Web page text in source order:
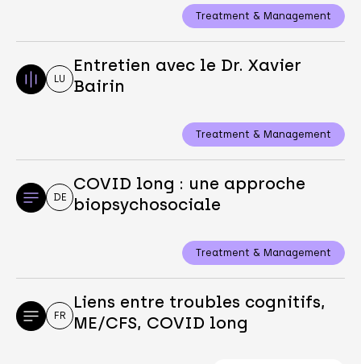
Treatment & Management
LU
Entretien avec le Dr. Xavier
Bairin
Treatment & Management
DE
COVID long : une approche
biopsychosociale
Treatment & Management
FR
Liens entre troubles cognitifs,
ME/CFS, COVID long